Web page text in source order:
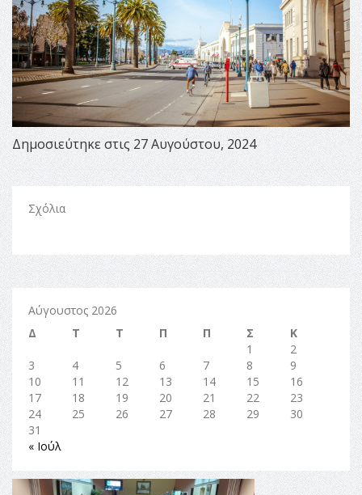
Δημοσιεύτηκε στις 27 Αυγούστου, 2024
Σχόλια
Αύγουστος 2026
Δ
Τ Τ Π Π Σ
Κ
1
2
3
4 5 6 7 8
9
10
11 12 13 14 15
16
17
18 19 20 21 22
23
24
25 26 27 28 29
30
31
« Ιούλ